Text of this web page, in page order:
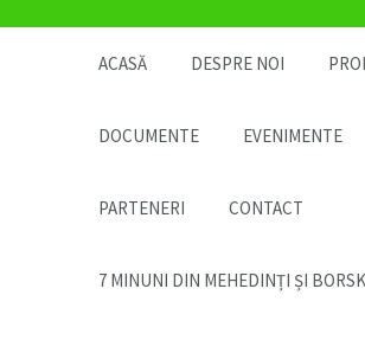
ACASĂ DESPRE NOI
DOCUMENTE EVENIMENTE
PARTENERI CONTACT
7 MINUNI DIN MEHEDINȚI ȘI